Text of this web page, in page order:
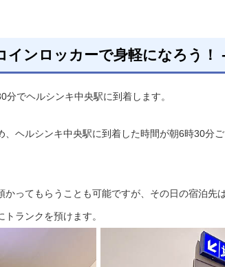
インロッカーで身軽になろう！
でヘルシンキ中央駅に到着します。
、ヘルシンキ中央駅に到着した時間が朝6時30分
かってもらうことも可能ですが、その日の宿泊先
ランクを預けます。